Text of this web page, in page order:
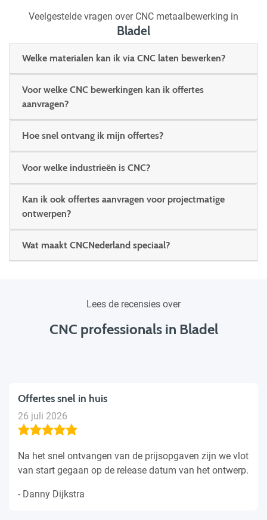
Veelgestelde vragen over CNC metaalbewerking in
Bladel
Welke materialen kan ik via CNC laten bewerken?
Voor welke CNC bewerkingen kan ik offertes
aanvragen?
Hoe snel ontvang ik mijn offertes?
Voor welke industrieën is CNC?
Kan ik ook offertes aanvragen voor projectmatige
ontwerpen?
Wat maakt CNCNederland speciaal?
Lees de recensies over
CNC professionals in Bladel
Offertes snel in huis
26 juli 2026
Na het snel ontvangen van de prijsopgaven zijn we vlot
van start gegaan op de release datum van het ontwerp.
- Danny Dijkstra